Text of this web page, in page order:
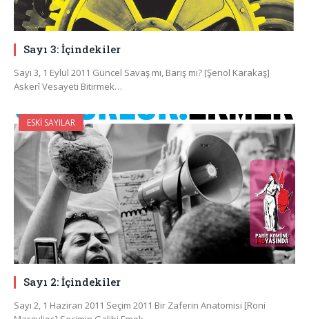
Sayı 3: İçindekiler
Sayı 3, 1 Eylül 2011 Güncel Savaş mı, Barış mı? [Şenol Karakaş]
Askerî Vesayeti Bitirmek…
ESKI SAYILAR
Sayı 2: İçindekiler
Sayı 2, 1 Haziran 2011 Seçim 2011 Bir Zaferin Anatomisi [Roni